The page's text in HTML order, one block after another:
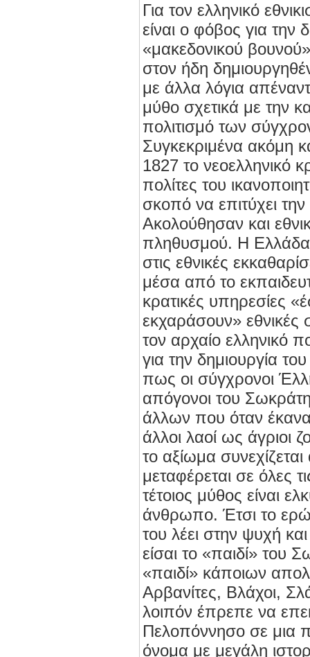
Για τον ελληνικό
είναι ο φόβος για την
«μακεδονικού
στον ήδη
με άλλα λόγια
μύθο σχετικά με την
πολιτισμό των
Συγκεκριμένα ακόμη
1827 το νεοελληνικό
πολίτες του
σκοπό να επιτύχει την
Ακολούθησαν και
πληθυσμού. Η Ελλάδα
στις εθνικές
μέσα από το
κρατικές υπηρεσίες
εκχαράσουν» εθνικές
τον αρχαίο ελληνικό
για την δημιουργία
πως οι σύγχρονοι
απόγονοι του
άλλων που όταν
άλλοι λαοί ως άγριοι
το αξίωμα
μεταφέρεται σε όλες
τέτοιος μύθος είναι
άνθρωπο. Έτσι το
του λέει στην ψυχή
είσαι το «παιδί» του
«παιδί» κάποιων
Αρβανίτες, Βλάχοι,
λοιπόν έπρεπε να
Πελοπόννησο σε μια
όνομα με μεγάλη